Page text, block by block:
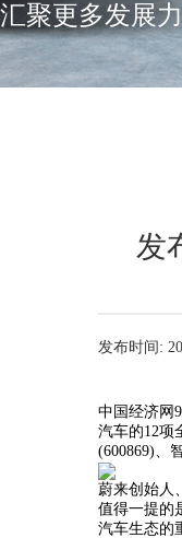
汇聚更多发展
发
发布时间:
中国经济网
汽车的12项
(600869)、
蔚来创始人
值得一提的
汽车生态的